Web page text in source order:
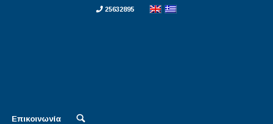
25632895
Επικοινωνία